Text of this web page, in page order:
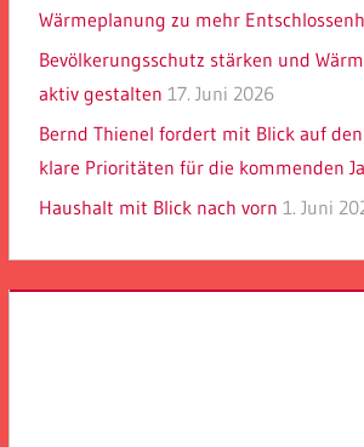
Wärmeplanung zu mehr
Bevölkerungsschutz stärken und
aktiv gestalten 17. Juni 2026
Bernd Thienel fordert mit Blick auf
klare Prioritäten für die kommenden
Haushalt mit Blick nach vorn 1. Juni